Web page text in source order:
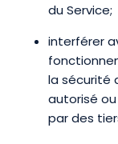
du Service;
interférer
la sécurité
autorisé
par des